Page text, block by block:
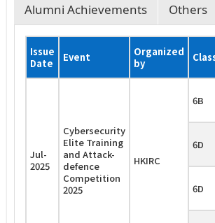
Alumni Achievements
Others
Issue
Date
Event
Organized
by
Jul-
2025
Cybersecurity
Elite Training
and Attack-
defence
Competition
2025
HKIRC
6B
6D
6D